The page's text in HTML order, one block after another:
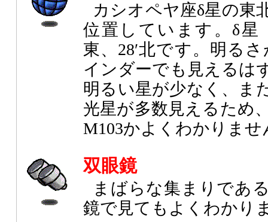
カシオペヤ座δ星の東
位置しています。δ星
東、28′北です。明る
インダーでも見えるは
明るい星が少なく、ま
光星が多数見えるため
M103かよくわかりませ
双眼鏡
まばらな集まりであ
鏡で見てもよくわかり